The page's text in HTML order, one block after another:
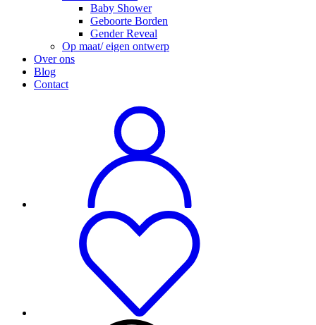
Baby Shower
Geboorte Borden
Gender Reveal
Op maat/ eigen ontwerp
Over ons
Blog
Contact